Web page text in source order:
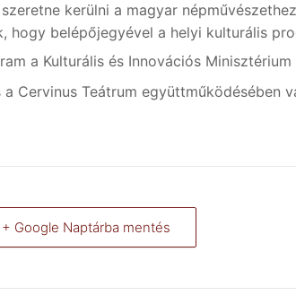
kerülni a magyar
hogy belépőjegyével a helyi kulturális
a Kulturális és Innovációs
a Cervinus Teátrum együttműködésében
+ Google Naptárba mentés